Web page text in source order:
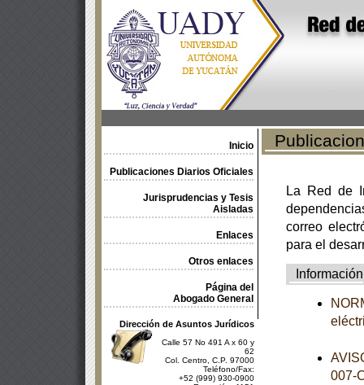
Inicio
Publicaciones Diarios Oficiales
Jurisprudencias y Tesis
Aisladas
Enlaces
Otros enlaces
Página del
Abogado General
Dirección de Asuntos Jurídicos
Calle 57 No 491 A x 60 y
62
Col. Centro, C.P. 97000
Teléfono/Fax:
+52 (999) 930-0900
La Red de
correo
para el
Información
007-